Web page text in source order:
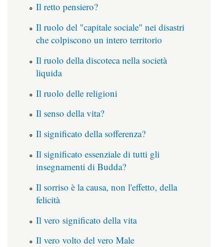
Il retto pensiero?
Il ruolo del "capitale sociale" nei disastri
che colpiscono un intero territorio
Il ruolo della discoteca nella società
liquida
Il ruolo delle religioni
Il senso della vita?
Il significato della sofferenza?
Il significato essenziale di tutti gli
insegnamenti di Budda?
Il sorriso è la causa, non l'effetto, della
felicità
Il vero significato della vita
Il vero volto del vero Male